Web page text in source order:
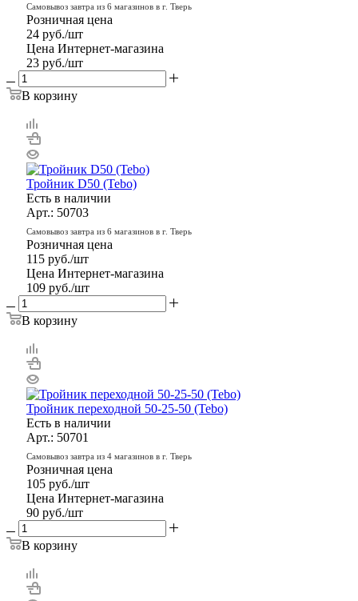
Самовывоз завтра из 6 магазинов в г. Тверь
Розничная цена
24 руб./шт
Цена Интернет-магазина
23 руб./шт
В корзину
Тройник D50 (Tebo)
Есть в наличии
Арт.: 50703
Самовывоз завтра из 6 магазинов в г. Тверь
Розничная цена
115 руб./шт
Цена Интернет-магазина
109 руб./шт
В корзину
Тройник переходной 50-25-50 (Tebo)
Есть в наличии
Арт.: 50701
Самовывоз завтра из 4 магазинов в г. Тверь
Розничная цена
105 руб./шт
Цена Интернет-магазина
90 руб./шт
В корзину